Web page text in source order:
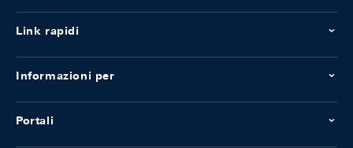
Link rapidi
Informazioni per
Portali